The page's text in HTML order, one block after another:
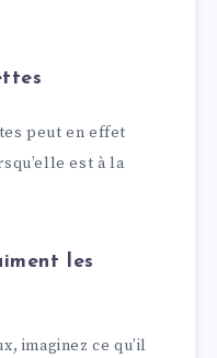
peut en effet
est à la
les
imaginez ce qu’il